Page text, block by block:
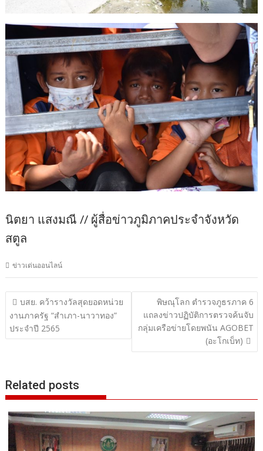
นิตยา แสงมณี // ผู้สื่อข่าวภูมิภาคประจำจังหวัด
สตูล
ข่าวเด่นออนไลน์
แนะแนว
เรื่อง
บสย. คว้ารางวัลสุดยอดหน่วย
งานภาครัฐ “สำเภา-นาวาทอง”
ประจำปี 2565
พิษณุโลก ตำรวจภูธรภาค 6
แถลงข่าวปฏิบัติการตรวจค้นจับ
กลุ่มเครือข่ายโดยพนัน AGOBET
(อะโกเบ็ท)
Related posts